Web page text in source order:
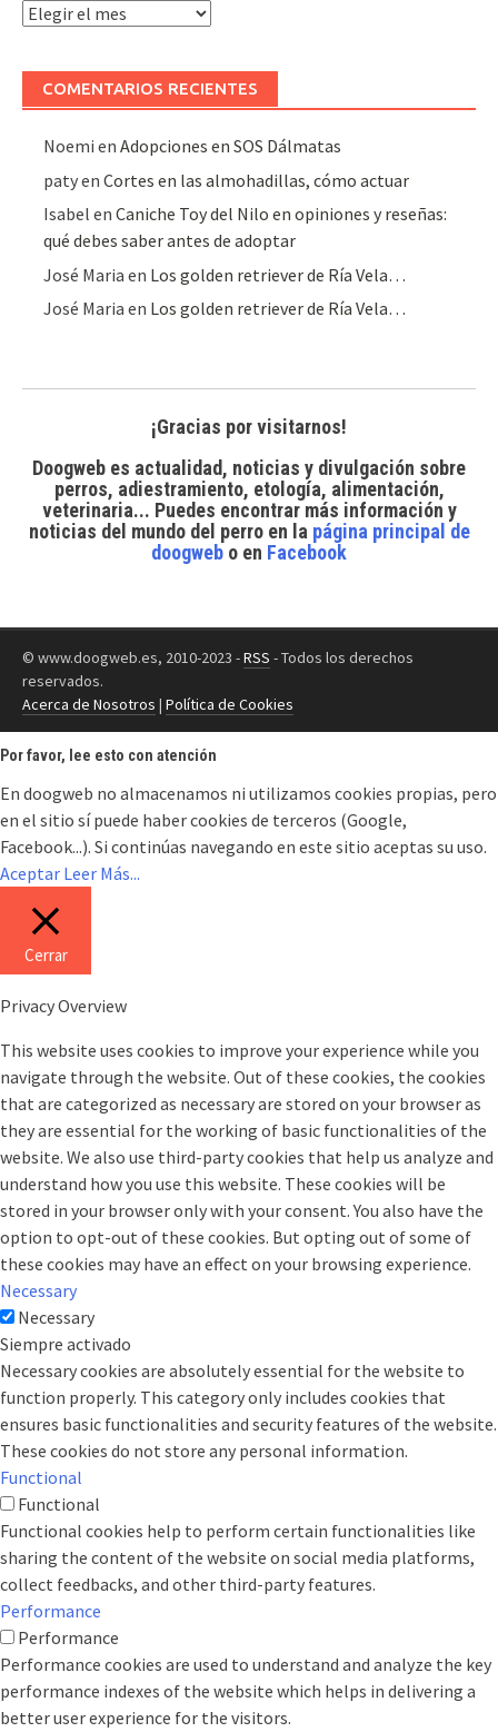
Archivo
artículos
COMENTARIOS RECIENTES
Noemi enAdopciones en SOS Dálmatas
patyenCortes en las almohadillas, cómo actuar
Isabel enCaniche Toy del Nilo en opiniones y reseñas:
qué debes saber antes de adoptar
José Maria en Los golden retriever de Ría Vela…
José Maria en Los golden retriever de Ría Vela…
¡Gracias por visitarnos!
Doogweb es actualidad, noticias y divulgación sobre
perros, adiestramiento, etología, alimentación,
veterinaria... Puedes encontrar más información y
noticias del mundo del perroen la página principal de
doogweb o en Facebook
© www.doogweb.es, 2010-2023 -RSS - Todos los derechos
reservados.
Acerca de Nosotros | Política de Cookies
Por favor, lee esto con atención
En doogweb no almacenamos ni utilizamos cookies propias, pero
en el sitio sí puede haber cookies de terceros (Google,
Facebook...). Si continúas navegando en este sitio aceptas su uso.
Aceptar Leer Más...
Cerrar
Privacy Overview
This website uses cookies to improve your experience while you
navigate through the website. Out of these cookies, the cookies
that are categorized as necessary are stored on your browser as
they are essential for the working of basic functionalities of the
website. We also use third-party cookies that help us analyze and
understand how you use this website. These cookies will be
stored in your browser only with your consent. You also have the
option to opt-out of these cookies. But opting out of some of
these cookies may have an effect on your browsing experience.
Necessary
Necessary
Siempre activado
Necessary cookies are absolutely essential for the website to
function properly. This category only includes cookies that
ensures basic functionalities and security features of the website.
These cookies do not store any personal information.
Functional
Functional
Functional cookies help to perform certain functionalities like
sharing the content of the website on social media platforms,
collect feedbacks, and other third-party features.
Performance
Performance
Performance cookies are used to understand and analyze the key
performance indexes of the website which helps in delivering a
better user experience for the visitors.